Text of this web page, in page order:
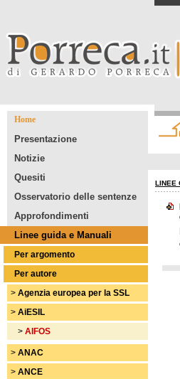
Home
Presentazione
Notizie
Quesiti
Osservatorio delle sentenze
Approfondimenti
Linee guida e Manuali
Per argomento
Per autore
> Agenzia europea per la SSL
> AiESIL
> AIFOS
> ANAC
> ANCE
LINEE